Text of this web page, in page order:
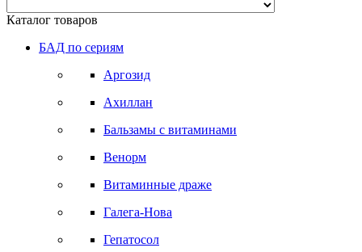
Каталог товаров
БАД по сериям
Аргозид
Ахиллан
Бальзамы с витаминами
Венорм
Витаминные драже
Галега-Нова
Гепатосол